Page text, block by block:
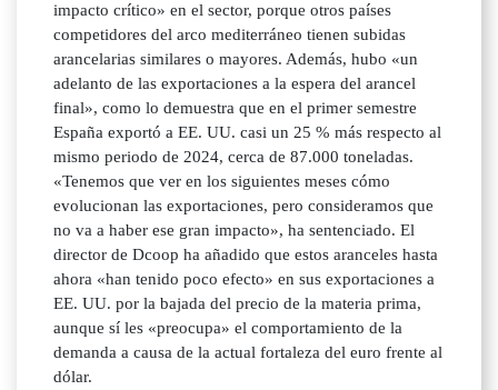
impacto crítico» en el sector, porque otros países
competidores del arco mediterráneo tienen subidas
arancelarias similares o mayores. Además, hubo «un
adelanto de las exportaciones a la espera del arancel
final», como lo demuestra que en el primer semestre
España exportó a EE. UU. casi un 25 % más respecto al
mismo periodo de 2024, cerca de 87.000 toneladas.
«Tenemos que ver en los siguientes meses cómo
evolucionan las exportaciones, pero consideramos que
no va a haber ese gran impacto», ha sentenciado. El
director de Dcoop ha añadido que estos aranceles hasta
ahora «han tenido poco efecto» en sus exportaciones a
EE. UU. por la bajada del precio de la materia prima,
aunque sí les «preocupa» el comportamiento de la
demanda a causa de la actual fortaleza del euro frente al
dólar.